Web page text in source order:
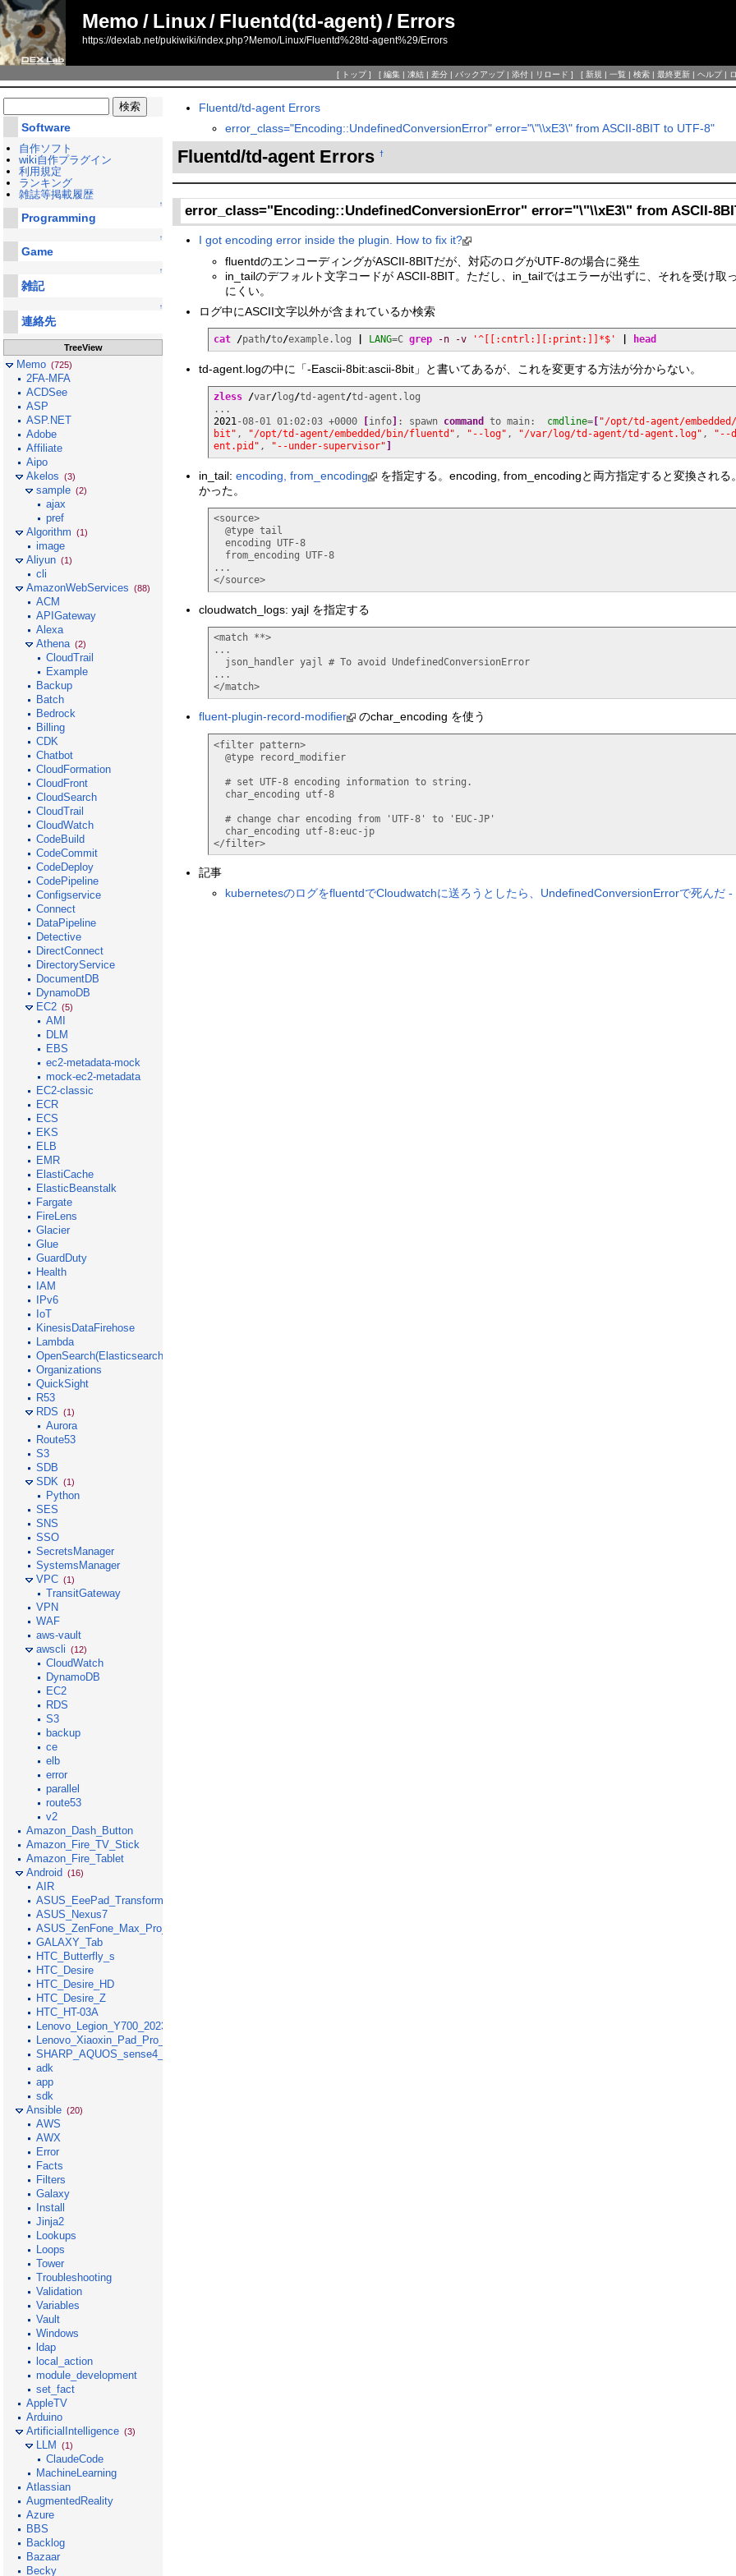
Memo / Linux/ Fluentd(td-agent) / Errors
https://dexlab.net/pukiwiki/index.php?Memo/Linux/Fluentd%28td-agent%29/Errors
[ トップ] [ 編集 | 凍結 | 差分 | バックアップ| 添付 | リロード ] [ 新規 | 一覧 | 検索 | 最終更新 | ヘルプ|
Fluentd/td-agent Errors
error_class="Encoding::UndefinedConversionError" error="\"\\xE3\" from ASCII-8BIT to UTF-8"
Fluentd/td-agent Errors†
error_class="Encoding::UndefinedConversionError" error="\"\\xE3\" from ASCII-
I got encoding error inside the plugin. How to fix it?
fluentdのエンコーディングがASCII-8BITだが、対応のログがUTF-8の場合に発生
in_tailのデフォルト文字コードが ASCII-8BIT。ただし、in_tailではエラーが出ずに、それを受け取
にくい。
ログ中にASCII文字以外が含まれているか検索
cat /path/to/example.log LANG=C grep -n -v '^[[:cntrl:][:print:]]*$' head
td-agent.logの中に「-Eascii-8bit:ascii-8bit」と書いてあるが、これを変更する方法が分からない。
zless /var/log/td-agent/td-agent.log
2021-08-01 01:02:03 +0000 info : spawn command to main: cmdline=
"/opt/td-agent/
bit" , "/opt/td-agent/embedded/bin/fluentd" , "--log" , "/var/log/td-agent/td-agent.log" ,
"--
ent.pid" , "--under-supervisor"
in_tail: encoding, from_encoding
を指定する。encoding, from_encodingと両方指定すると変換され
かった。
<source>
  @type tail
  encoding UTF-8
...
</source>
cloudwatch_logs: yajl を指定する
<match **>
...
...
</match>
fluent-plugin-record-modifier のchar_encoding を使う
<filter pattern>
  @type record_modifier
  # set UTF-8 encoding information to string.
  # change char encoding from 'UTF-8' to 'EUC-JP'
</filter>
記事
kubernetesのログをfluentdでCloudwatchに送ろうとしたら、UndefinedConversionErrorで死んだ -
Software
自作ソフト
wiki自作プラグイン
利用規定
ランキング
雑誌等掲載履歴
↑
Programming
↑
Game
↑
雑記
↑
連絡先
TreeView
Memo (725)
2FA-MFA
ACDSee
ASP
ASP.NET
Adobe
Affiliate
Aipo
Akelos (3)
sample (2)
ajax
pref
Algorithm (1)
image
Aliyun (1)
cli
AmazonWebServices (88)
ACM
APIGateway
Alexa
Athena (2)
CloudTrail
Example
Backup
Batch
Bedrock
Billing
CDK
Chatbot
CloudFormation
CloudFront
CloudSearch
CloudTrail
CloudWatch
CodeBuild
CodeCommit
CodeDeploy
CodePipeline
Configservice
Connect
DataPipeline
Detective
DirectConnect
DirectoryService
DocumentDB
DynamoDB
EC2 (5)
AMI
DLM
EBS
ec2-metadata-mock
mock-ec2-metadata
EC2-classic
ECR
ECS
EKS
ELB
EMR
ElastiCache
ElasticBeanstalk
Fargate
FireLens
Glacier
Glue
GuardDuty
Health
IAM
IPv6
IoT
KinesisDataFirehose
Lambda
OpenSearch(Elasticsearch)
Organizations
QuickSight
R53
RDS (1)
Aurora
Route53
S3
SDB
SDK (1)
Python
SES
SNS
SSO
SecretsManager
SystemsManager
VPC (1)
TransitGateway
VPN
WAF
aws-vault
awscli (12)
CloudWatch
DynamoDB
EC2
RDS
S3
backup
ce
elb
error
parallel
route53
v2
Amazon_Dash_Button
Amazon_Fire_TV_Stick
Amazon_Fire_Tablet
Android (16)
AIR
ASUS_EeePad_Transformer
ASUS_Nexus7
ASUS_ZenFone_Max_Pro_M1
GALAXY_Tab
HTC_Butterfly_s
HTC_Desire
HTC_Desire_HD
HTC_Desire_Z
HTC_HT-03A
Lenovo_Legion_Y700_2023
Lenovo_Xiaoxin_Pad_Pro_GT_2025
SHARP_AQUOS_sense4_lite
adk
app
sdk
Ansible (20)
AWS
AWX
Error
Facts
Filters
Galaxy
Install
Jinja2
Lookups
Loops
Tower
Troubleshooting
Validation
Variables
Vault
Windows
ldap
local_action
module_development
set_fact
AppleTV
Arduino
ArtificialIntelligence (3)
LLM (1)
ClaudeCode
MachineLearning
Atlassian
AugmentedReality
Azure
BBS
Backlog
Bazaar
Becky